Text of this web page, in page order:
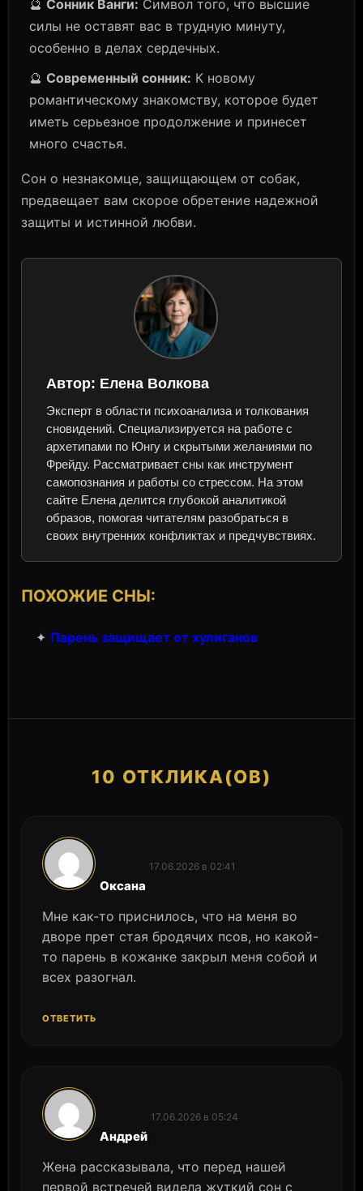
🔮 Сонник Ванги: Символ того, что высшие
силы не оставят вас в трудную минуту,
особенно в делах сердечных.
🔮 Современный сонник: К новому
романтическому знакомству, которое будет
иметь серьезное продолжение и принесет
много счастья.
Сон о незнакомце, защищающем от собак,
предвещает вам скорое обретение надежной
защиты и истинной любви.
Автор: Елена Волкова
Эксперт в области психоанализа и толкования
сновидений. Специализируется на работе с
архетипами по Юнгу и скрытыми желаниями по
Фрейду. Рассматривает сны как инструмент
самопознания и работы со стрессом. На этом
сайте Елена делится глубокой аналитикой
образов, помогая читателям разобраться в
своих внутренних конфликтах и предчувствиях.
ПОХОЖИЕ СНЫ:
✦ Парень защищает от хулиганов
10 ОТКЛИКА(ОВ)
Оксана
17.06.2026 в 02:41
Мне как-то приснилось, что на меня во
дворе прет стая бродячих псов, но какой-
то парень в кожанке закрыл меня собой и
всех разогнал.
ОТВЕТИТЬ
Андрей
17.06.2026 в 05:24
Жена рассказывала, что перед нашей
первой встречей видела жуткий сон с